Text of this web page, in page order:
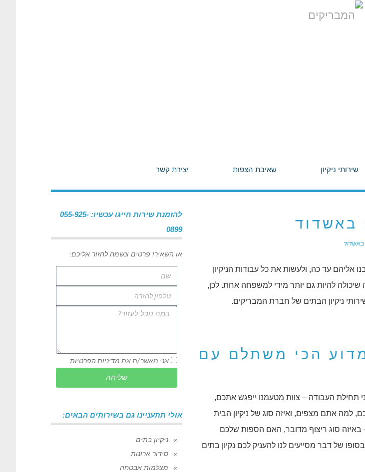
שירותי ניקיון שאיבת הצפות יצירת קשר
באשדוד
באשדוד
אליהם עד כה, ולעשות את כל עבודות הניקיון
להיות גם יותר מידי למשפחה אחת. לכן,
ניקיון הבתים של חברת המבריקים.
מדוע הכי משתלם עם
העבודה – צוות מטעמנו ייפגש אתכם,
למה אתם מצפים, ואיזה סוג של ניקיון הבית
באיזה סוג ריצוף מדובר, האם הספות שלכם
של דבר מסייעים לנו להעניק לכם נקיון בתים
להזמנת שירות חייגו עכשיו: 055-925-
0899
או השאירו פרטים ונשמח לחזור אליכם:
אני מאשר/ת את מדיניות הפרטיות
שליחה
אולי תתעניינו גם בשירותים הבאים:
ניקיון בתים
סידור ארונות
מצלמות אבטחה